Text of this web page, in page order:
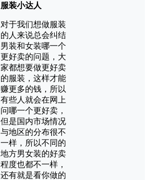
服装小达人
对于我们想做服装
的人来说总会纠结
男装和女装哪一个
更好卖的问题，大
家都想要做更好卖
的服装，这样才能
赚更多的钱，所以
有些人就会在网上
问哪一个更好卖，
但是国内市场情况
与地区的分布很不
一样，所以不同的
地方男女装的好卖
程度也都不一样，
还有就是看你做的